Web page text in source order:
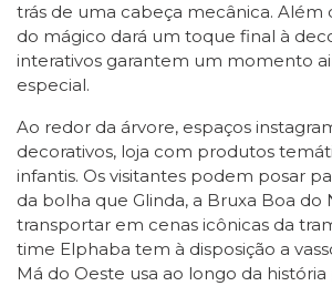
trás de uma cabeça mecânica. Além
do mágico dará um toque final à
interativos garantem um momento
especial.
Ao redor da árvore, espaços
decorativos, loja com produtos
infantis. Os visitantes podem posar
da bolha que Glinda, a Bruxa Boa do
transportar em cenas icônicas da
time Elphaba tem à disposição a
Má do Oeste usa ao longo da